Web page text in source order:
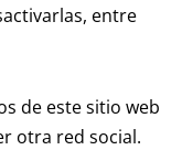
entre
de este sitio web
otra red social.